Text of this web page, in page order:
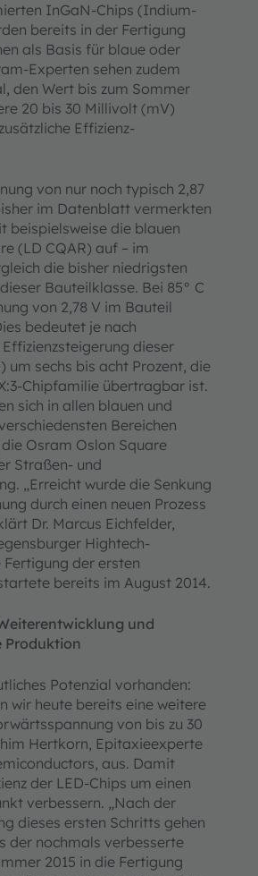
InGaN-Chips (Indium-
bereits in der Fertigung
als Basis für blaue oder
Experten sehen zudem
den Wert bis zum Sommer
20 bis 30 Millivolt (mV)
Effizienz-
von nur noch typisch 2,87
im Datenblatt vermerkten
beispielsweise die blauen
(LD CQAR) auf – im
die bisher niedrigsten
Bauteilklasse. Bei 85° C
von 2,78 V im Bauteil
bedeutet je nach
dieser
um sechs bis acht Prozent, die
Chipfamilie übertragbar ist.
sich in allen blauen und
Bereichen
Osram Oslon Square
Straßen- und
„Erreicht wurde die Senkung
durch einen neuen Prozess
Dr. Marcus Eichfelder,
Hightech-
der ersten
bereits im August 2014.
und
Produktion
Potenzial vorhanden:
wir heute bereits eine weitere
von bis zu 30
Hertkorn, Epitaxieexperte
aus. Damit
der LED-Chips um einen
verbessern. „Nach der
dieses ersten Schritts gehen
der nochmals verbesserte
2015 in die Fertigung